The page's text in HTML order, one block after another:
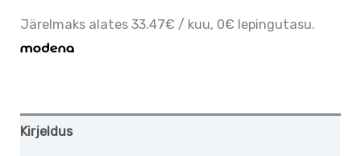
Järelmaks alates 33.47€ / kuu, 0€ lepingutasu.
Kirjeldus